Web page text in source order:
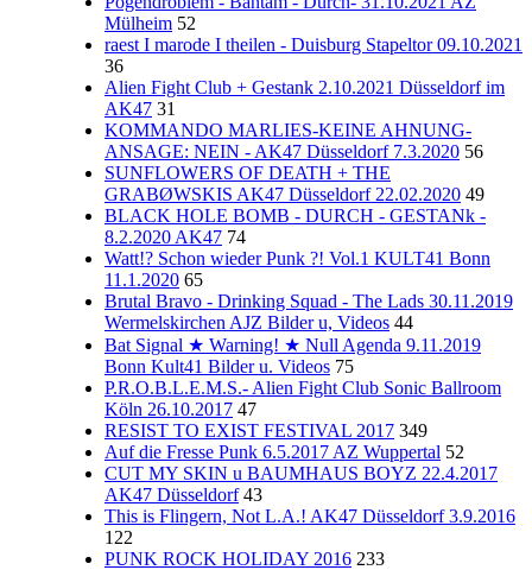
Mülheim 52
raest I marode I theilen - Duisburg Stapeltor 09.10.2021
36
Alien Fight Club + Gestank 2.10.2021 Düsseldorf im
AK47 31
KOMMANDO MARLIES-KEINE AHNUNG-
ANSAGE: NEIN - AK47 Düsseldorf 7.3.2020 56
SUNFLOWERS OF DEATH + THE
GRABØWSKIS AK47 Düsseldorf 22.02.2020 49
BLACK HOLE BOMB - DURCH - GESTANk -
8.2.2020 AK47 74
Watt!? Schon wieder Punk ?! Vol.1 KULT41 Bonn
11.1.2020 65
Brutal Bravo - Drinking Squad - The Lads 30.11.2019
Wermelskirchen AJZ Bilder u, Videos 44
Bat Signal ★ Warning! ★ Null Agenda 9.11.2019
Bonn Kult41 Bilder u. Videos 75
P.R.O.B.L.E.M.S.- Alien Fight Club Sonic Ballroom
Köln 26.10.2017 47
RESIST TO EXIST FESTIVAL 2017 349
Auf die Fresse Punk 6.5.2017 AZ Wuppertal 52
CUT MY SKIN u BAUMHAUS BOYZ 22.4.2017
AK47 Düsseldorf 43
This is Flingern, Not L.A.! AK47 Düsseldorf 3.9.2016
122
PUNK ROCK HOLIDAY 2016 233